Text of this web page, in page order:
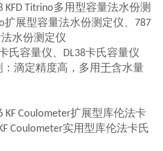
KFD Titrino多用型容量法水份测
扩展型容量法水份测定仪、 787
水份测定仪
氏容量仪、 DL38卡氏容量仪
滴定精度高，多用于含水量
KF Coulometer扩展型库伦法卡
Coulometer实用型库伦法卡氏